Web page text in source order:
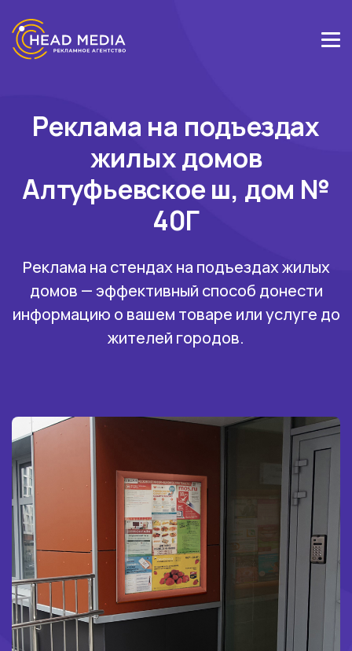
Реклама на подъездах
жилых домов
Алтуфьевское ш, дом №
40Г
Реклама на стендах на подъездах жилых
домов — эффективный способ донести
информацию о вашем товаре или услуге до
жителей городов.